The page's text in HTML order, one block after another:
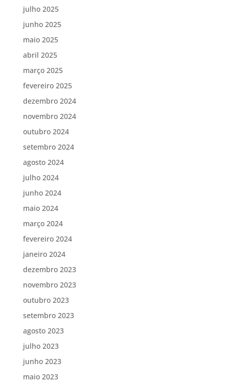
julho 2025
junho 2025
maio 2025
abril 2025
março 2025
fevereiro 2025
dezembro 2024
novembro 2024
outubro 2024
setembro 2024
agosto 2024
julho 2024
junho 2024
maio 2024
março 2024
fevereiro 2024
janeiro 2024
dezembro 2023
novembro 2023
outubro 2023
setembro 2023
agosto 2023
julho 2023
junho 2023
maio 2023